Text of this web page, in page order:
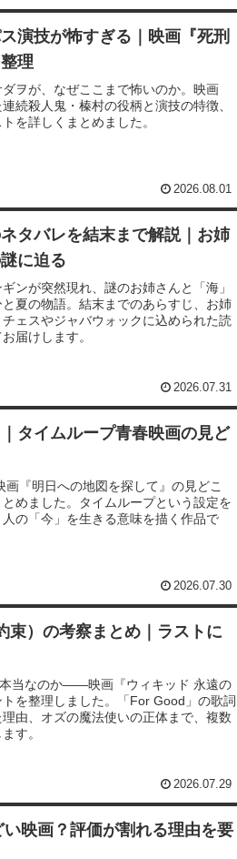
演技が怖すぎる｜映画『死刑
理
ヲが、なぜここまで怖いのか。映画
続殺人鬼・榛村の役柄と演技の特徴、
を詳しくまとめました。
2026.08.01
タバレを結末まで解説｜お姉
に迫る
ンが突然現れ、謎のお姉さんと「海」
夏の物語。結末までのあらすじ、お姉
ェスやジャバウォックに込められた読
届けします。
2026.07.31
タイムループ青春映画の見ど
『明日への地図を探して』の見どこ
めました。タイムループという設定を
の「今」を生きる意味を描く作品で
2026.07.30
束）の考察まとめ｜ラストに
当なのか——映画『ウィキッド 永遠の
を整理しました。「For Good」の歌詞
由、オズの魔法使いの正体まで、複数
す。
2026.07.29
映画？評価が割れる理由を要